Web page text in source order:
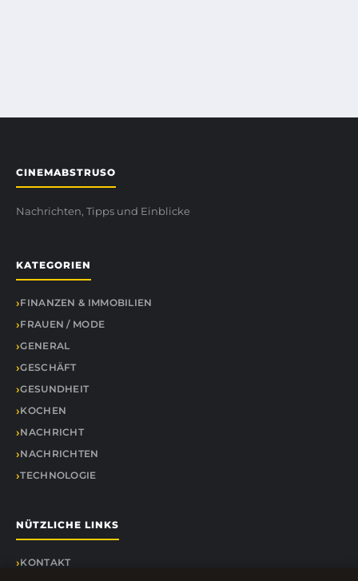
CINEMABSTRUSO
Nachrichten, Tipps und Einblicke
KATEGORIEN
FINANZEN & IMMOBILIEN
FRAUEN / MODE
GENERAL
GESCHÄFT
GESUNDHEIT
KOCHEN
NACHRICHT
NACHRICHTEN
TECHNOLOGIE
NÜTZLICHE LINKS
KONTAKT